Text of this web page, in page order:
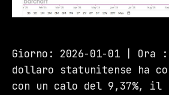
Giorno: 2026-01-01 | Ora
dollaro statunitense ha
con un calo del 9,37%, il